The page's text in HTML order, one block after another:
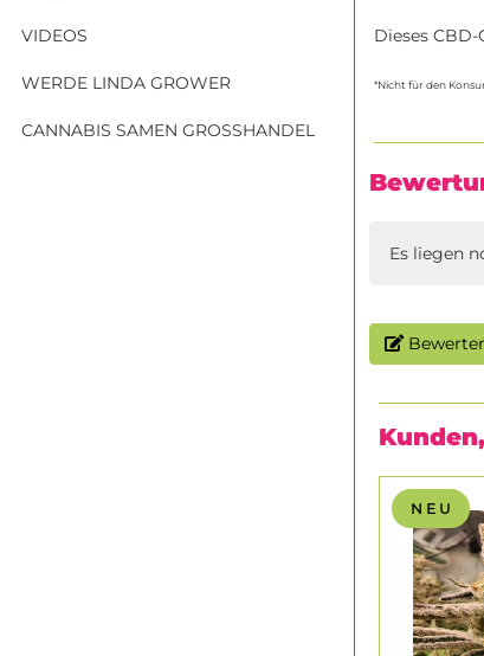
Dieses CBD-
*Nicht für den
Es liegen
N E U
VIDEOS
WERDE LINDA GROWER
CANNABIS SAMEN GROSSHANDEL